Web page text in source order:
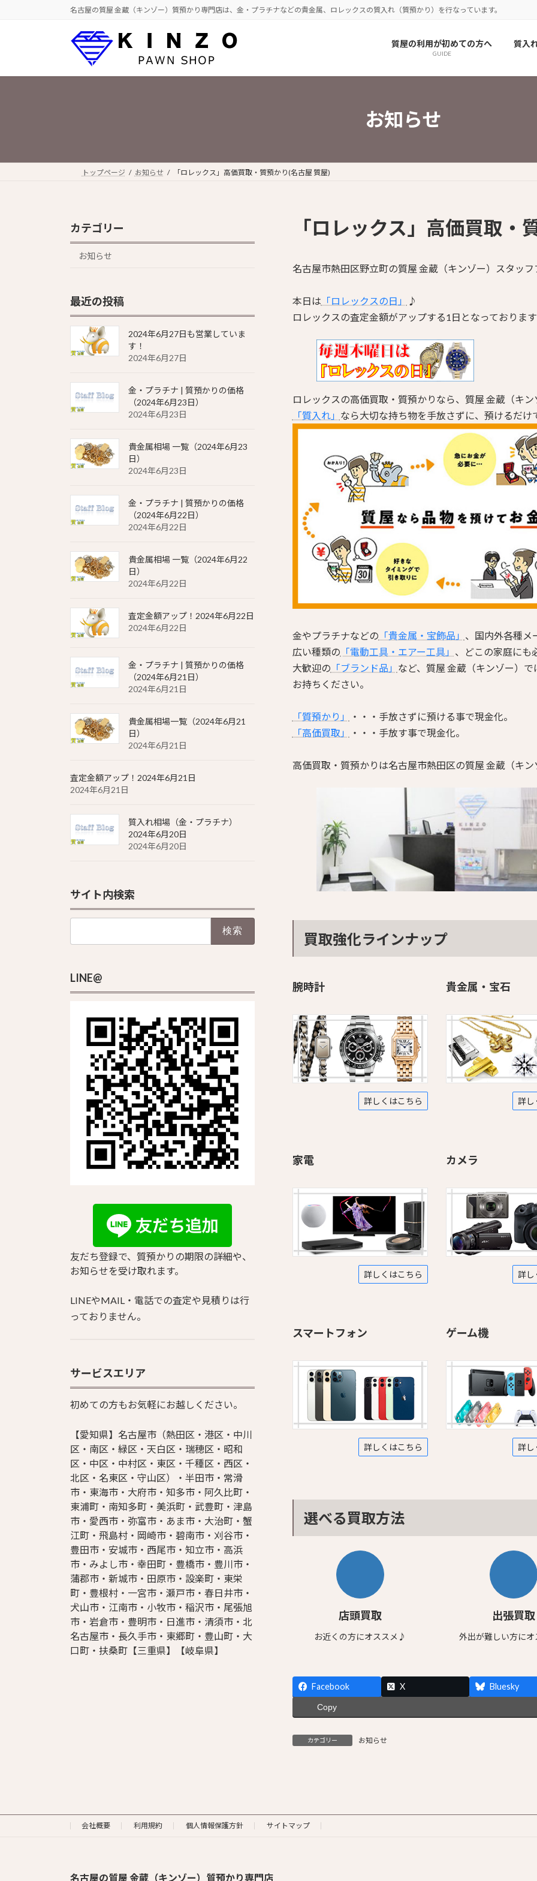
へ
ョ
名古屋の質屋 金蔵（キンゾー）質預かり専門店は、金・プラチナなどの貴金属、ロレックスの質入れ（質預かり）を行なっています。
質屋の利用が初めての方へ
GUIDE
質入
お知らせ
トップページ お知らせ 「ロレックス」高価買取・質預かり(名古屋 質屋)
「ロレックス」高価買取・
名古屋市熱田区野立町の質屋 金蔵（キンゾー）スタッフ
本日は 「ロレックスの日」
♪
ロレックスの査定金額がアップする1日となっておりま
ロレックスの高価買取・質預かりなら、質屋 金蔵（キ
「質入れ」 なら大切な持ち物を手放さずに、預けるだけ
金やプラチナなどの 「貴金属・宝飾品」 、国内外各種メ
広い種類の 「電動工具・エアー工具」 、どこの家庭にも
大歓迎の 「ブランド品」 など、質屋 金蔵（キンゾー）
お持ちください。
「質預かり」
・・・手放さずに預ける事で現金化。
「高価買取」
・・・手放す事で現金化。
高価買取・質預かりは名古屋市熱田区の質屋 金蔵（キン
買取強化ラインナップ
腕時計
詳しくはこちら
貴金属・宝石
詳し
家電
詳しくはこちら
カメラ
詳し
スマートフォン
詳しくはこちら
ゲーム機
詳し
選べる買取方法
店頭買取
お近くの方にオススメ♪
出張買取
外出が難しい方に
Facebook X Bluesky
Copy
カテゴリー お知らせ
カテゴリー
お知らせ
最近の投稿
2024年6月27日も営業していま
す！
2024年6月27日
金・プラチナ | 質預かりの価格
（2024年6月23日）
2024年6月23日
貴金属相場 一覧（2024年6月23
日）
2024年6月23日
金・プラチナ | 質預かりの価格
（2024年6月22日）
2024年6月22日
貴金属相場 一覧（2024年6月22
日）
2024年6月22日
査定金額アップ！2024年6月22日
2024年6月22日
金・プラチナ | 質預かりの価格
（2024年6月21日）
2024年6月21日
貴金属相場一覧（2024年6月21
日）
2024年6月21日
査定金額アップ！2024年6月21日
2024年6月21日
質入れ相場（金・プラチナ）
2024年6月20日
2024年6月20日
サイト内検索
LINE@
友だち登録で、質預かりの期限の詳細や、
お知らせを受け取れます。
LINEやMAIL・電話での査定や見積りは行
っておりません。
サービスエリア
初めての方もお気軽にお越しください。
【愛知県】名古屋市（熱田区・港区・中川
区・南区・緑区・天白区・瑞穂区・昭和
区・中区・中村区・東区・千種区・西区・
北区・名東区・守山区）・半田市・常滑
市・東海市・大府市・知多市・阿久比町・
東浦町・南知多町・美浜町・武豊町・津島
市・愛西市・弥富市・あま市・大治町・蟹
江町・飛島村・岡崎市・碧南市・刈谷市・
豊田市・安城市・西尾市・知立市・高浜
市・みよし市・幸田町・豊橋市・豊川市・
蒲郡市・新城市・田原市・設楽町・東栄
町・豊根村・一宮市・瀬戸市・春日井市・
犬山市・江南市・小牧市・稲沢市・尾張旭
市・岩倉市・豊明市・日進市・清須市・北
名古屋市・長久手市・東郷町・豊山町・大
口町・扶桑町【三重県】【岐阜県】
会社概要 利用規約 個人情報保護方針 サイトマップ
名古屋の質屋 金蔵（キンゾー）質預かり専門店